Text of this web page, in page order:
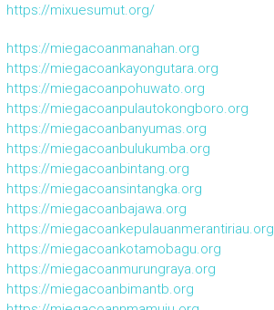
https://mixuesumut.org/
https://miegacoanmanahan.org
https://miegacoankayongutara.org
https://miegacoanpohuwato.org
https://miegacoanpulautokongboro.org
https://miegacoanbanyumas.org
https://miegacoanbulukumba.org
https://miegacoanbintang.org
https://miegacoansintangka.org
https://miegacoanbajawa.org
https://miegacoankepulauanmerantiriau.org
https://miegacoankotamobagu.org
https://miegacoanmurungraya.org
https://miegacoanbimantb.org